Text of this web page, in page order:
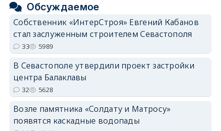
Обсуждаемое
Собственник «ИнтерСтроя» Евгений Кабанов
стал заслуженным строителем Севастополя
33 5989
В Севастополе утвердили проект застройки
центра Балаклавы
32 5628
Возле памятника «Солдату и Матросу»
появятся каскадные водопады